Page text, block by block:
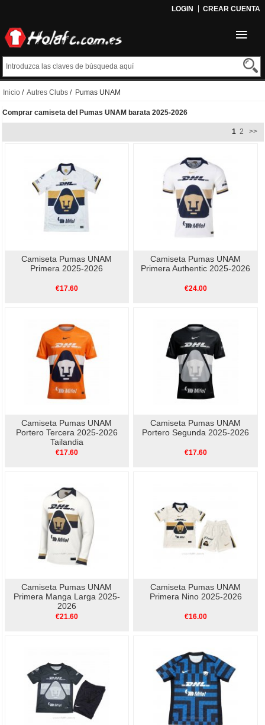
LOGIN CREAR CUENTA
Inicio / Autres Clubs / Pumas UNAM
Comprar camiseta del Pumas UNAM barata 2025-2026
1 2 >>
Camiseta Pumas UNAM
Primera 2025-2026
€17.60
Camiseta Pumas UNAM
Primera Authentic 2025-2026
€24.00
Camiseta Pumas UNAM
Portero Tercera 2025-2026
Tailandia
€17.60
Camiseta Pumas UNAM
Portero Segunda 2025-2026
€17.60
Camiseta Pumas UNAM
Primera Manga Larga 2025-
2026
€21.60
Camiseta Pumas UNAM
Primera Nino 2025-2026
€16.00